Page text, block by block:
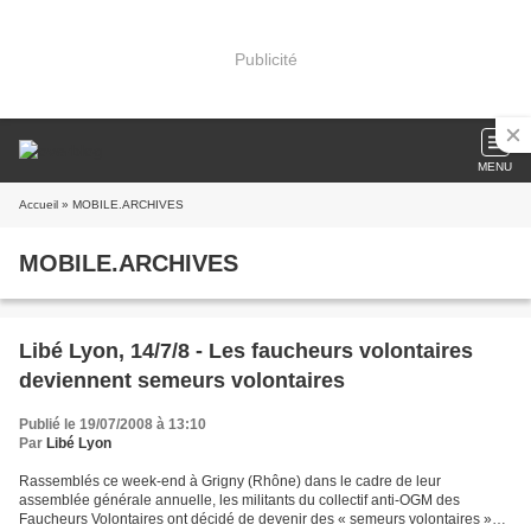
Publicité
MENU
Accueil » MOBILE.ARCHIVES
MOBILE.ARCHIVES
Libé Lyon, 14/7/8 - Les faucheurs volontaires
deviennent semeurs volontaires
Publié le 19/07/2008 à 13:10
Par Libé Lyon
Rassemblés ce week-end à Grigny (Rhône) dans le cadre de leur
assemblée générale annuelle, les militants du collectif anti-OGM des
Faucheurs Volontaires ont décidé de devenir des « semeurs volontaires »